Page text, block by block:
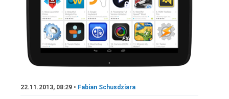
22.11.2013, 08:29 • Fabian Schusdziara